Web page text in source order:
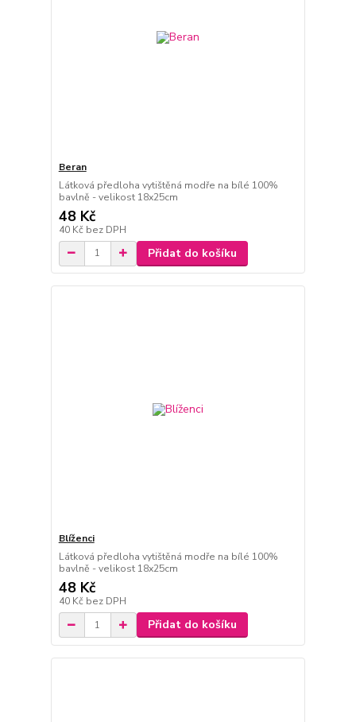
Beran
Látková předloha vytištěná modře na bílé 100%
bavlně - velikost 18x25cm
48 Kč
40 Kč bez DPH
Přidat do košíku
Blíženci
Látková předloha vytištěná modře na bílé 100%
bavlně - velikost 18x25cm
48 Kč
40 Kč bez DPH
Přidat do košíku